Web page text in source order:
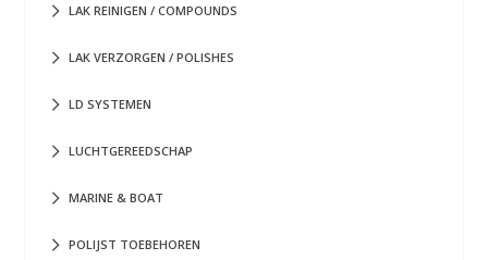
LAK REINIGEN / COMPOUNDS
LAK VERZORGEN / POLISHES
LD SYSTEMEN
LUCHTGEREEDSCHAP
MARINE & BOAT
POLIJST TOEBEHOREN